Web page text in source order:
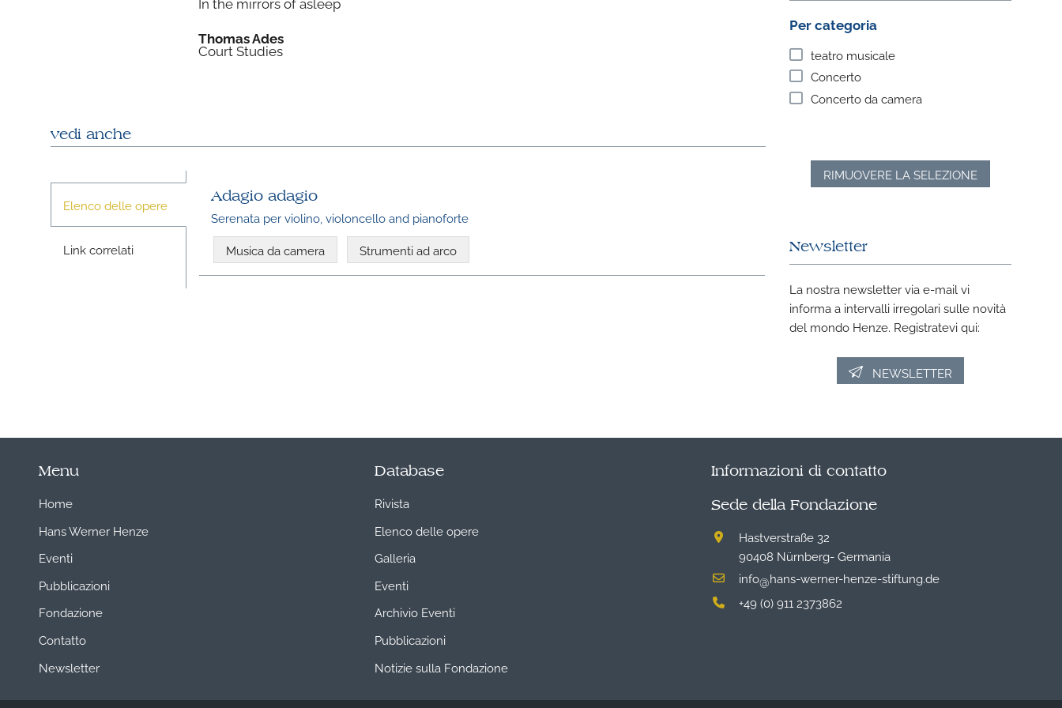
Thomas Ades
Court Studies
vedi anche
Elenco delle opere
Link correlati
Adagio adagio
Serenata per violino, violoncello and pianoforte
Musica da camera Strumenti ad arco
Per categoria
teatro musicale
Concerto
Concerto da camera
RIMUOVERE LA SELEZIONE
Newsletter
La nostra newsletter via e-mail vi
informa a intervalli irregolari sulle novità
del mondo Henze. Registratevi qui:
NEWSLETTER
Menu
Home
Hans Werner Henze
Eventi
Pubblicazioni
Fondazione
Contatto
Newsletter
Database
Rivista
Elenco delle opere
Galleria
Eventi
Archivio Eventi
Pubblicazioni
Notizie sulla Fondazione
Informazioni di contatto
Sede della Fondazione
Hastverstraße 32
90408 Nürnberg- Germania
info@hans-werner-henze-stiftung.de
+49 (0) 911 2373862